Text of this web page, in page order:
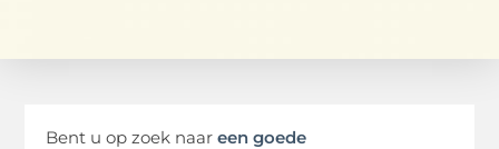
Bent u op zoek naareen goede